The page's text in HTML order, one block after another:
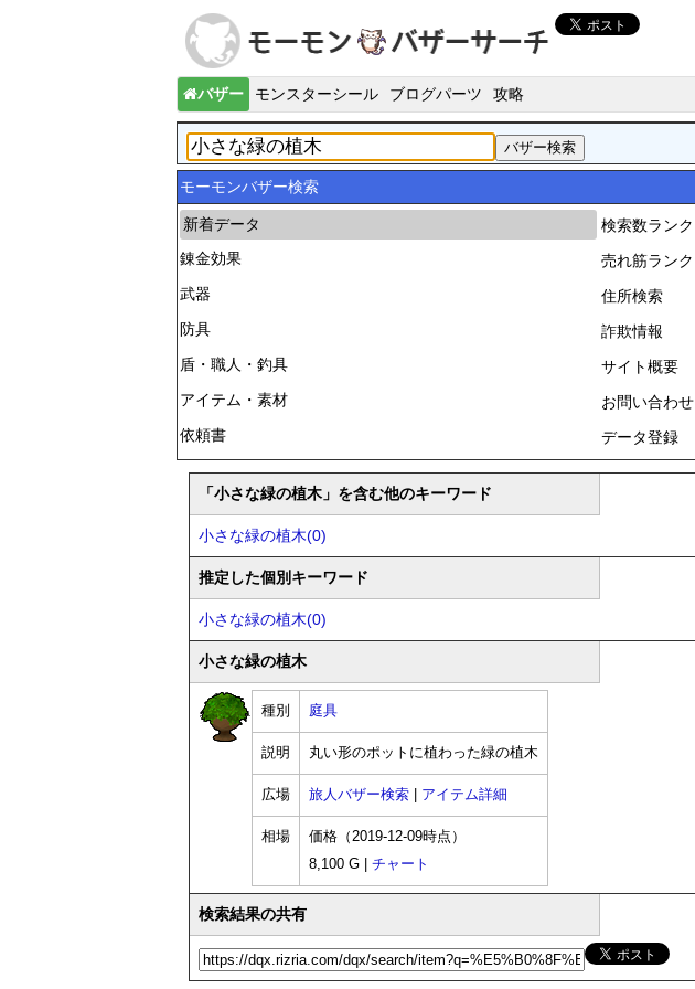
バザー モンスターシール ブログパーツ 攻略
モーモンバザー検索
新着データ
錬金効果
武器
防具
盾・職人・釣具
アイテム・素材
依頼書
検索数ランク
売れ筋ランク
住所検索
詐欺情報
サイト概要
お問い合わせ
データ登録
「小さな緑の植木」を含む他のキーワード
小さな緑の植木(0)
推定した個別キーワード
小さな緑の植木(0)
小さな緑の植木
種別 庭具
説明 丸い形のポットに植わった緑の植木
広場 旅人バザー検索 アイテム詳細
相場
価格（2019-12-09時点）
8,100 G | チャート
検索結果の共有